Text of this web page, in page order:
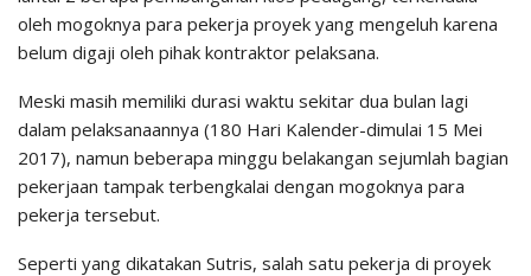
oleh mogoknya para pekerja proyek yang mengeluh karena
belum digaji oleh pihak kontraktor pelaksana.
Meski masih memiliki durasi waktu sekitar dua bulan lagi
dalam pelaksanaannya (180 Hari Kalender-dimulai 15 Mei
2017), namun beberapa minggu belakangan sejumlah bagian
pekerjaan tampak terbengkalai dengan mogoknya para
pekerja tersebut.
Seperti yang dikatakan Sutris, salah satu pekerja di proyek